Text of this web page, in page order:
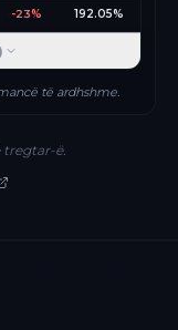
-23% 192.05%
)
të ardhshme.
tregtar-ë.